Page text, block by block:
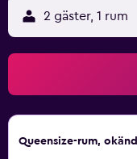
2 gäster, 1 rum
Queensize-rum,